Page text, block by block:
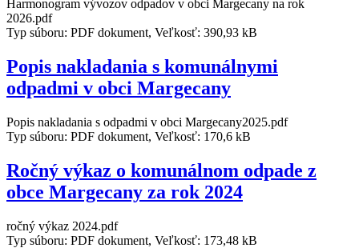
Harmonogram vývozov odpadov v obci Margecany na rok
2026.pdf
Typ súboru: PDF dokument, Veľkosť: 390,93 kB
Popis nakladania s komunálnymi
odpadmi v obci Margecany
Popis nakladania s odpadmi v obci Margecany2025.pdf
Typ súboru: PDF dokument, Veľkosť: 170,6 kB
Ročný výkaz o komunálnom odpade z
obce Margecany za rok 2024
ročný výkaz 2024.pdf
Typ súboru: PDF dokument, Veľkosť: 173,48 kB